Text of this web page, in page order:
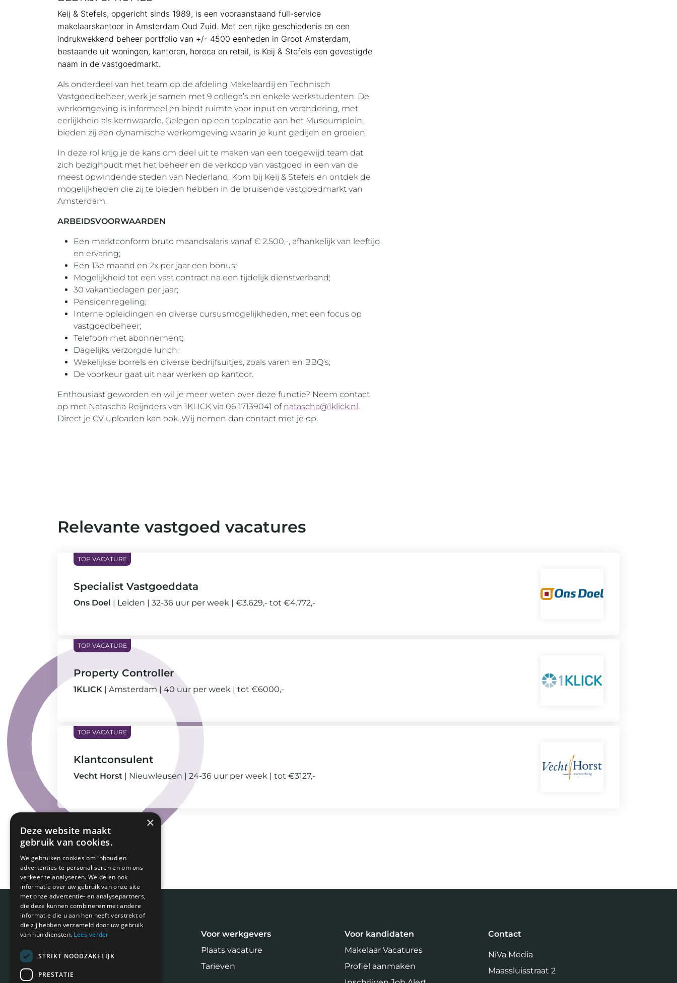
Keij & Stefels, opgericht sinds 1989, is een vooraanstaand full-service
makelaarskantoor in Amsterdam Oud Zuid. Met een rijke geschiedenis en een
indrukwekkend beheer portfolio van +/- 4500 eenheden in Groot Amsterdam,
bestaande uit woningen, kantoren, horeca en retail, is Keij & Stefels een gevestigde
naam in de vastgoedmarkt.
Als onderdeel van het team op de afdeling Makelaardij en Technisch
Vastgoedbeheer, werk je samen met 9 collega’s en enkele werkstudenten. De
werkomgeving is informeel en biedt ruimte voor input en verandering, met
eerlijkheid als kernwaarde. Gelegen op een toplocatie aan het Museumplein,
bieden zij een dynamische werkomgeving waarin je kunt gedijen en groeien.
In deze rol krijg je de kans om deel uit te maken van een toegewijd team dat
zich bezighoudt met het beheer en de verkoop van vastgoed in een van de
meest opwindende steden van Nederland. Kom bij Keij & Stefels en ontdek de
mogelijkheden die zij te bieden hebben in de bruisende vastgoedmarkt van
Amsterdam.
ARBEIDSVOORWAARDEN
Een marktconform bruto maandsalaris vanaf € 2.500,-, afhankelijk van leeftijd
en ervaring;
Een 13e maand en 2x per jaar een bonus;
Mogelijkheid tot een vast contract na een tijdelijk dienstverband;
30 vakantiedagen per jaar;
Pensioenregeling;
Interne opleidingen en diverse cursusmogelijkheden, met een focus op
vastgoedbeheer;
Telefoon met abonnement;
Dagelijks verzorgde lunch;
Wekelijkse borrels en diverse bedrijfsuitjes, zoals varen en BBQ’s;
De voorkeur gaat uit naar werken op kantoor.
Enthousiast geworden en wil je meer weten over deze functie? Neem contact
op met Natascha Reijnders van 1KLICK via 06 17139041 of natascha@1klick.nl.
Direct je CV uploaden kan ook. Wij nemen dan contact met je op.
Relevante vastgoed vacatures
Specialist Vastgoeddata
Ons Doel Leiden 32-36 uur per week €3.629,- tot €4.772,-
Property Controller
1KLICK Amsterdam 40 uur per week tot €6000,-
Klantconsulent
Vecht Horst Nieuwleusen 24-36 uur per week tot €3127,-
Meest recente blogs
Voor werkgevers
Plaats vacature
Tarieven
Voor kandidaten
Makelaar Vacatures
Profiel aanmaken
Contact
NiVa Media
Maassluisstraat 2
×
Deze website maakt
gebruik van cookies.
We gebruiken cookies om inhoud en
advertenties te personaliseren en om ons
verkeer te analyseren. We delen ook
informatie over uw gebruik van onze site
met onze advertentie- en analysepartners,
die deze kunnen combineren met andere
informatie die u aan hen heeft verstrekt of
die zij hebben verzameld door uw gebruik
van hun diensten. Lees verder
STRIKT NOODZAKELIJK
PRESTATIE